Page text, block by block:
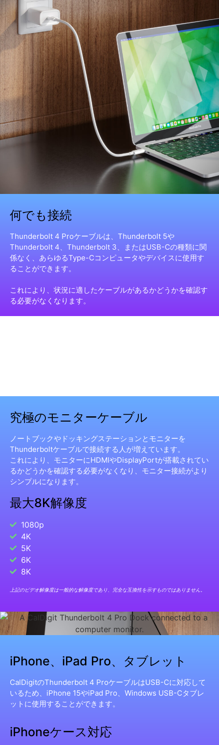
何でも接続
Thunderbolt 4 Proケーブルは、Thunderbolt 5や
Thunderbolt 4、Thunderbolt 3、またはUSB-Cの種類に関
係なく、あらゆるType-Cコンピュータやデバイスに使用す
ることができます。
これにより、状況に適したケーブルがあるかどうかを確認す
る必要がなくなります。
究極のモニターケーブル
ノートブックやドッキングステーションとモニターを
Thunderboltケーブルで接続する人が増えています。
これにより、モニターにHDMIやDisplayPortが搭載されてい
るかどうかを確認する必要がなくなり、モニター接続がより
シンプルになります。
最大8K解像度
1080p
4K
5K
6K
8K
上記のビデオ解像度は一般的な解像度であり、完全な互換性を示すものではありません。
iPhone、iPad Pro、タブレット
CalDigitのThunderbolt 4 ProケーブルはUSB-Cに対応して
いるため、iPhone 15やiPad Pro、Windows USB-Cタブレ
ットに使用することができます。
iPhoneケース対応